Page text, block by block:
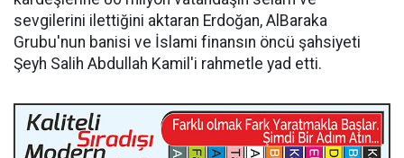
sevgilerini ilettiğini aktaran Erdoğan, AlBaraka
Grubu'nun banisi ve İslami finansın öncü şahsiyeti
Şeyh Salih Abdullah Kamil'i rahmetle yad etti.